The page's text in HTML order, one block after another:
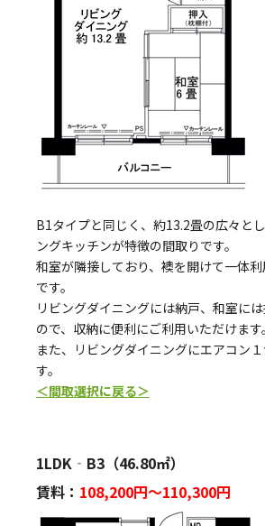
B1タイプと同じく、約13.2畳の広々と
ングキッチンが特徴の間取りです。
和室が隣接しており、襖を開けて一体
です。
リビングダイニングには納戸、和室に
ので、収納に便利にご利用いただけます。
また、リビングダイニングにエアコン
す。
＜間取選択に戻る＞
1LDK‐B3（46.80㎡）
賃料： 108,200円～110,300円